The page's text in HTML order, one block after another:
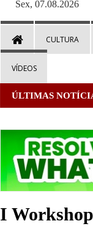
Sex, 07.08.2026
CULTURA
VÍDEOS
ÚLTIMAS
I